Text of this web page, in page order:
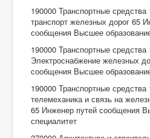
190000 Транспортные
транспорт железных дорог 65
сообщения Высшее
190000 Транспортные средства
Электроснабжение железных
сообщения Высшее
190000 Транспортные
телемеханика и связь на
65 Инженер путей сообщения
специалитет